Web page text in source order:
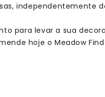
independentemente
para levar a sua
hoje o Meadow